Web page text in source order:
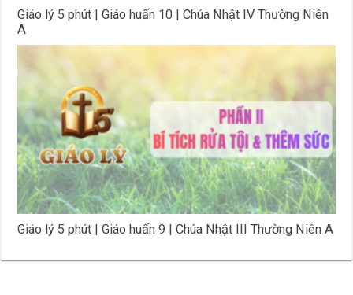
Giáo lý 5 phút | Giáo huấn 10 | Chúa Nhật IV Thường Niên
A
Giáo lý 5 phút | Giáo huấn 9 | Chúa Nhật III Thường Niên A